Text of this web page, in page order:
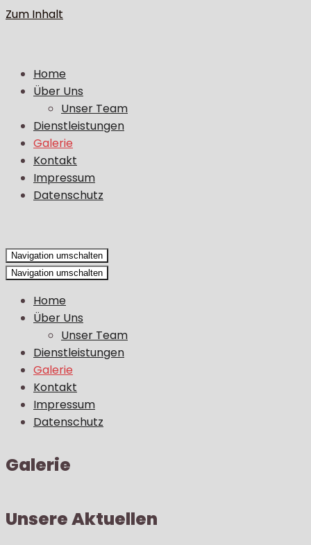
Zum Inhalt
Home
Über Uns
Unser Team
Dienstleistungen
Galerie
Kontakt
Impressum
Datenschutz
Navigation umschalten
Navigation umschalten
Home
Über Uns
Unser Team
Dienstleistungen
Galerie
Kontakt
Impressum
Datenschutz
Galerie
Unsere Aktuellen